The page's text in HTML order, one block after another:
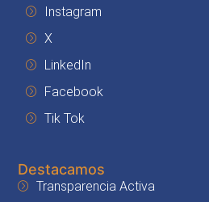
Instagram
X
LinkedIn
Facebook
Tik Tok
Destacamos
Transparencia Activa